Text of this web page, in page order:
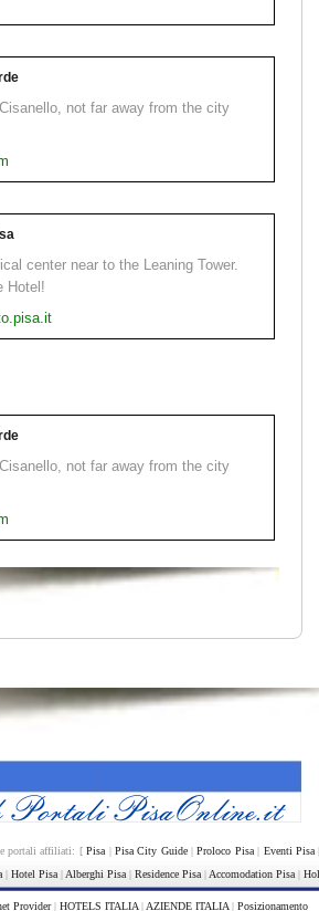
not far away from the city
center near to the Leaning Tower.
Hotel!
not far away from the city
e portali affiliati: [Pisa | Pisa City Guide|Proloco Pisa| Eventi Pisa
| Hotel Pisa | Alberghi Pisa | Residence Pisa | Accomodation Pisa |
Provider| HOTELS ITALIA| AZIENDE ITALIA| Posizionamento